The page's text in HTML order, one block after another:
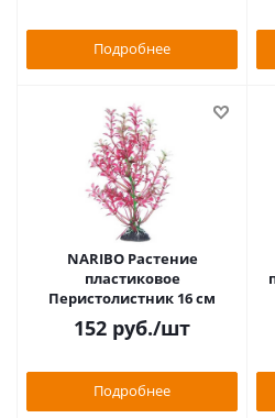
Подробнее
NARIBO Растение
пластиковое
Перистолистник 16 см
152 руб./шт
Подробнее